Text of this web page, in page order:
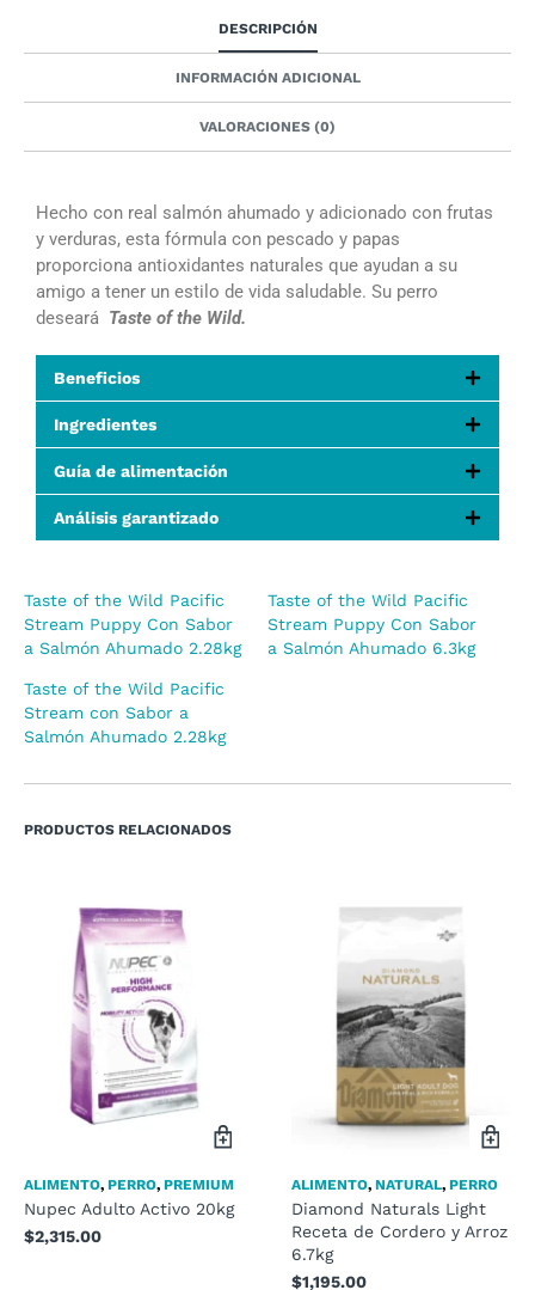
DESCRIPCIÓN
INFORMACIÓN ADICIONAL
VALORACIONES (0)
Hecho con real salmón ahumado y adicionado con frutas
y verduras, esta fórmula con pescado y papas
proporciona antioxidantes naturales que ayudan a su
amigo a tener un estilo de vida saludable. Su perro
deseará Taste of the Wild.
Beneficios
Ingredientes
Guía de alimentación
Análisis garantizado
Taste of the Wild Pacific
Stream Puppy Con Sabor
a Salmón Ahumado 2.28kg
Taste of the Wild Pacific
Stream Puppy Con Sabor
a Salmón Ahumado 6.3kg
Taste of the Wild Pacific
Stream con Sabor a
Salmón Ahumado 2.28kg
PRODUCTOS RELACIONADOS
ALIMENTO, PERRO, PREMIUM
Nupec Adulto Activo 20kg
$2,315.00
ALIMENTO, NATURAL, PERRO
Diamond Naturals Light
Receta de Cordero y Arroz
6.7kg
$1,195.00